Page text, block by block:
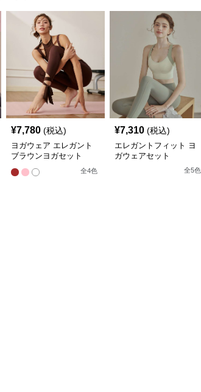
¥7,780 (税込)
ヨガウェア エレガント
ブラウンヨガセット
全4色
¥7,310 (税込)
エレガントフィット ヨ
ガウェアセット
全5色